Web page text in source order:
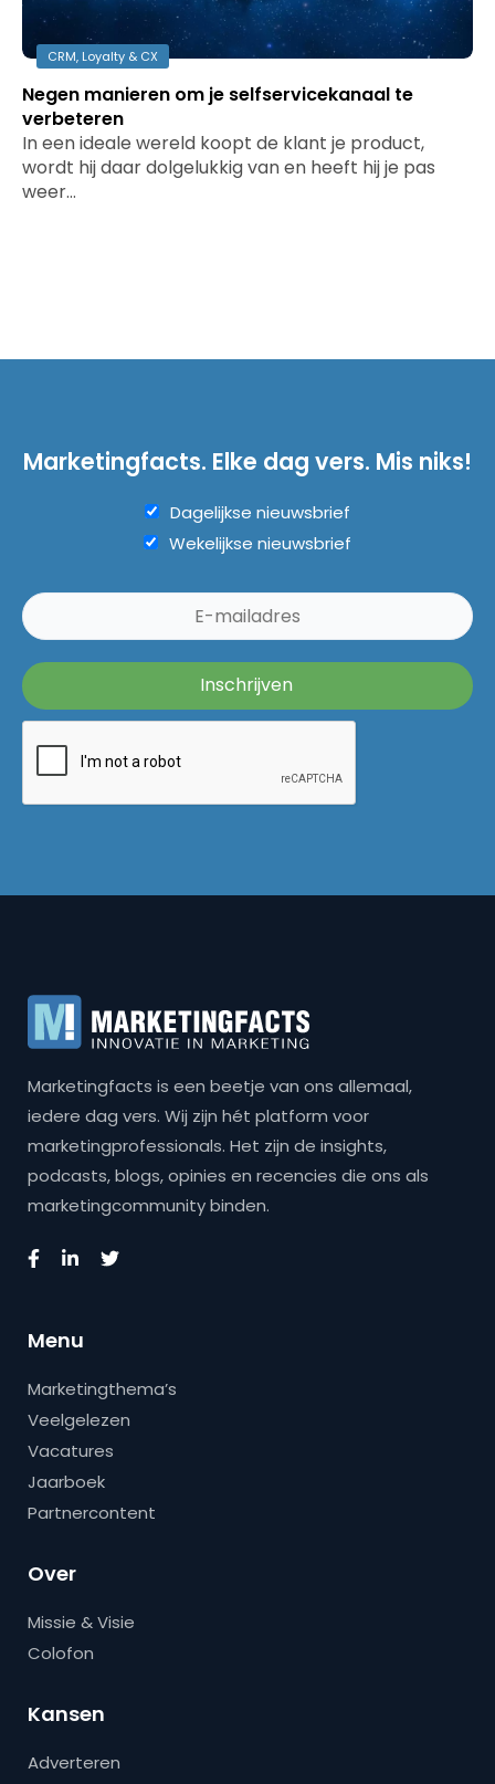
CRM, Loyalty & CX
Negen manieren om je selfservicekanaal te
verbeteren
In een ideale wereld koopt de klant je product,
wordt hij daar dolgelukkig van en heeft hij je pas
weer…
Marketingfacts. Elke dag vers. Mis niks!
Dagelijkse nieuwsbrief
Wekelijkse nieuwsbrief
Marketingfacts is een beetje van ons allemaal,
iedere dag vers. Wij zijn hét platform voor
marketingprofessionals. Het zijn de insights,
podcasts, blogs, opinies en recencies die ons als
marketingcommunity binden.
Menu
Marketingthema’s
Veelgelezen
Vacatures
Jaarboek
Partnercontent
Over
Missie & Visie
Colofon
Kansen
Adverteren